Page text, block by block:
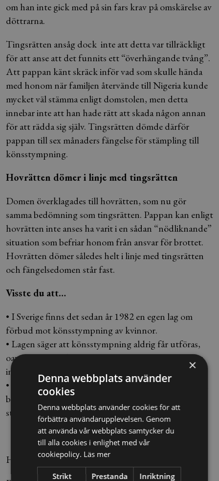
om han inte gick med på sin fars krav på omskärelse av
döttrarna.
Tingsrätten ansåg dock inte att detta var tillräckligt
för att anse att det funnits ett “överhängande tvång”.
Att pappan känt skräck inför vad som skulle hända
med honom när familjen återvände till Nigeria kunde
mycket väl stämma enligt domstolen, men detta
innebar inte att han hade rätt att skada någon annan
för att rädda sig själv. Tingsrätten dömde därför
pappan till sex månaders fängelse för stämpling till
könsstympning.
Hovrätten dömer i linje med tingsrätten
Domen överklagades till hovrätten, som nu gör
samma bedömning som tingsrätten. Pappan kan enligt
hovrätten inte anses ha varit i en sådan “nödliknande”
situation som befriar honom från ansvar för brottet.
Hovrätten dömer således helt i linje med tingsrätten
och fängelsedomen står fast.
Visste du att…
• I Sverige finns det sedan år 1982 en egen lag om
förbud mot könsstympning av kvinnor.
• Lagen säger att könsstympning aldrig får utföras,
oavsett om det finns ett samtycke från kvinnan eller
inte.
• Det lägsta straffet för könsstympning är två år, men
brott som endast når förberedelsestadiet har lägre
straff.
Hovrättens målnr: B 132-18
×
Denna webbplats använder
cookies
Denna webbplats använder cookies för att
förbättra användarupplevelsen. Genom
att använda vår webbplats samtycker du
till alla cookies i enlighet med vår
cookiepolicy. Läs mer
Strikt
Prestanda Inriktning